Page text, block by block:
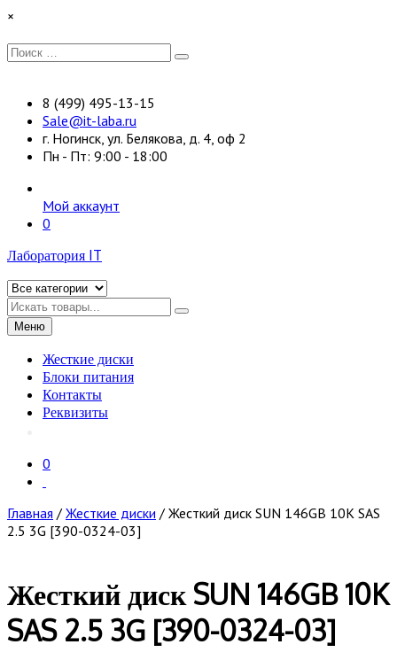
Перейти
содержимому
×
Искать:
Поиск
8 (499) 495-13-15
Sale@it-laba.ru
г. Ногинск, ул. Белякова, д. 4, оф 2
Пн - Пт: 9:00 - 18:00
Мой аккаунт
0
Лаборатория IT
Искать
Меню
Жесткие диски
Блоки питания
Контакты
Реквизиты
0
Главная / Жесткие диски / Жесткий диск SUN 146GB 10K SAS
2.5 3G [390-0324-03]
Жесткий диск SUN 146GB 10K
SAS 2.5 3G [390-0324-03]